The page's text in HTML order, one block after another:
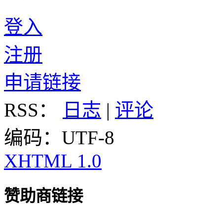
登入
注册
申请链接
RSS：
日志 | 评论
编码：UTF-8
XHTML 1.0
赞助商链接